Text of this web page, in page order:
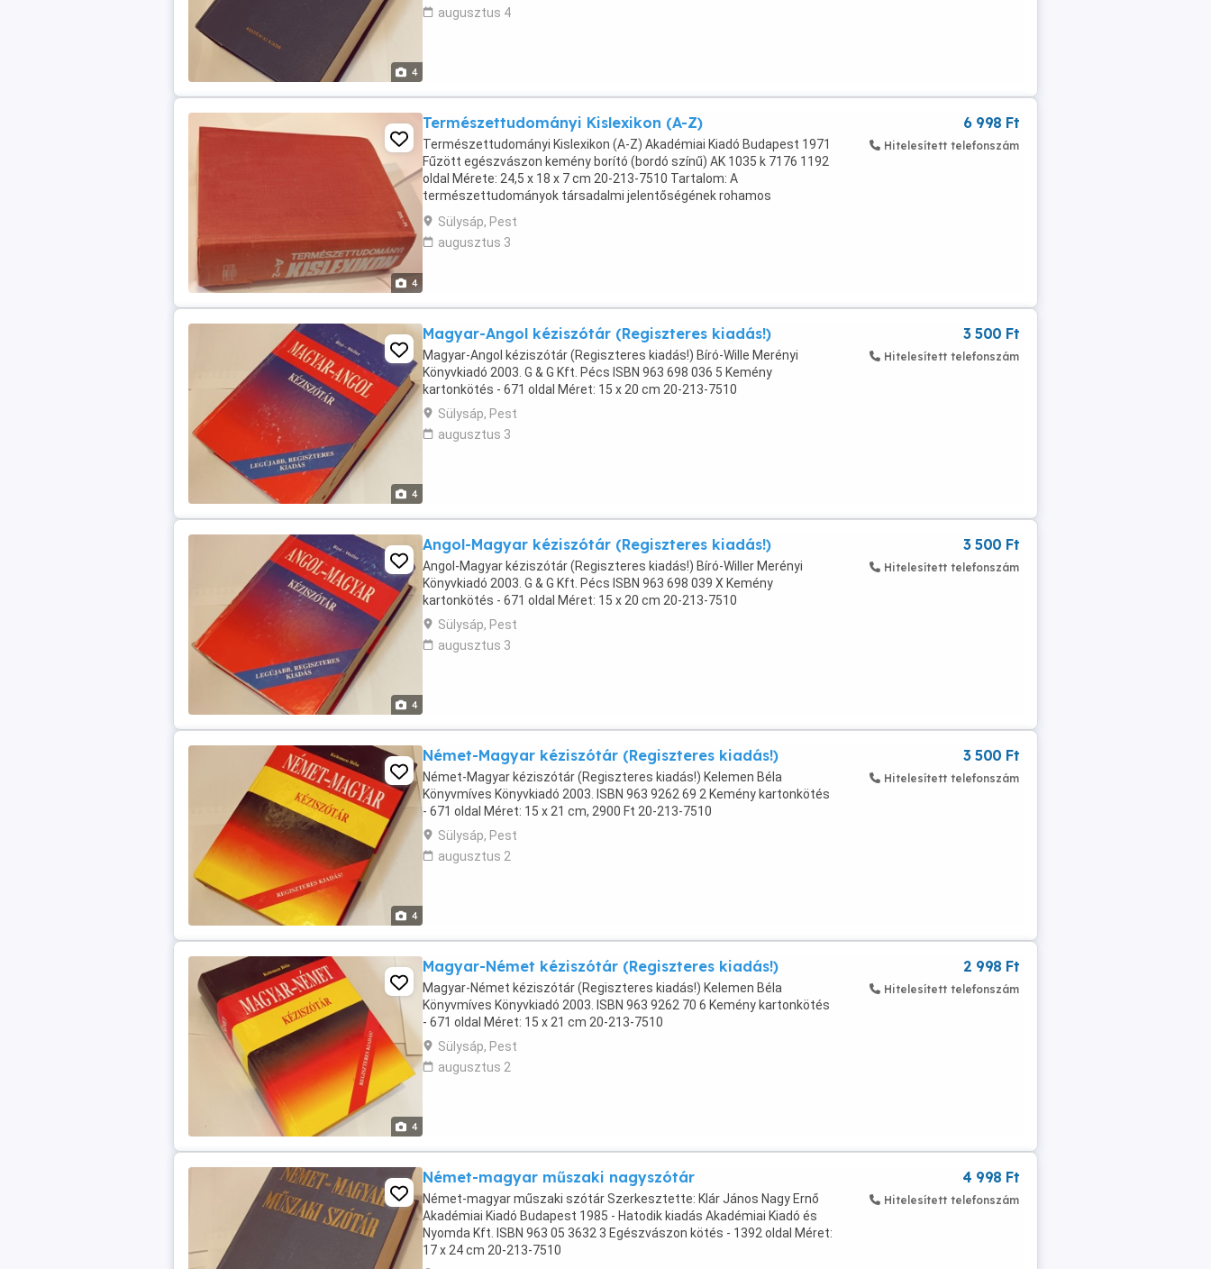
4
augusztus 4
4
Természettudományi Kislexikon (A-Z)
Természettudományi Kislexikon (A-Z) Akadémiai Kiadó Budapest 1971
Fűzött egészvászon kemény borító (bordó színű) AK 1035 k 7176 1192
oldal Mérete: 24,5 x 18 x 7 cm 20-213-7510 Tartalom: A
természettudományok társadalmi jelentőségének rohamos
növekedése, a technikai forradalom újításai, fejlődésének ...
Sülysáp, Pest
augusztus 3
6 998 Ft
Hitelesített telefonszám
4
Magyar-Angol kéziszótár (Regiszteres kiadás!)
Magyar-Angol kéziszótár (Regiszteres kiadás!) Bíró-Wille Merényi
Könyvkiadó 2003. G & G Kft. Pécs ISBN 963 698 036 5 Kemény
kartonkötés - 671 oldal Méret: 15 x 20 cm 20-213-7510
Sülysáp, Pest
augusztus 3
3 500 Ft
Hitelesített telefonszám
4
Angol-Magyar kéziszótár (Regiszteres kiadás!)
Angol-Magyar kéziszótár (Regiszteres kiadás!) Bíró-Willer Merényi
Könyvkiadó 2003. G & G Kft. Pécs ISBN 963 698 039 X Kemény
kartonkötés - 671 oldal Méret: 15 x 20 cm 20-213-7510
Sülysáp, Pest
augusztus 3
3 500 Ft
Hitelesített telefonszám
4
Német-Magyar kéziszótár (Regiszteres kiadás!)
Német-Magyar kéziszótár (Regiszteres kiadás!) Kelemen Béla
Könyvmíves Könyvkiadó 2003. ISBN 963 9262 69 2 Kemény kartonkötés
- 671 oldal Méret: 15 x 21 cm, 2900 Ft 20-213-7510
Sülysáp, Pest
augusztus 2
3 500 Ft
Hitelesített telefonszám
4
Magyar-Német kéziszótár (Regiszteres kiadás!)
Magyar-Német kéziszótár (Regiszteres kiadás!) Kelemen Béla
Könyvmíves Könyvkiadó 2003. ISBN 963 9262 70 6 Kemény kartonkötés
- 671 oldal Méret: 15 x 21 cm 20-213-7510
Sülysáp, Pest
augusztus 2
2 998 Ft
Hitelesített telefonszám
Német-magyar műszaki nagyszótár
Német-magyar műszaki szótár Szerkesztette: Klár János Nagy Ernő
Akadémiai Kiadó Budapest 1985 - Hatodik kiadás Akadémiai Kiadó és
Nyomda Kft. ISBN 963 05 3632 3 Egészvászon kötés - 1392 oldal Méret:
17 x 24 cm 20-213-7510
4 998 Ft
Hitelesített telefonszám